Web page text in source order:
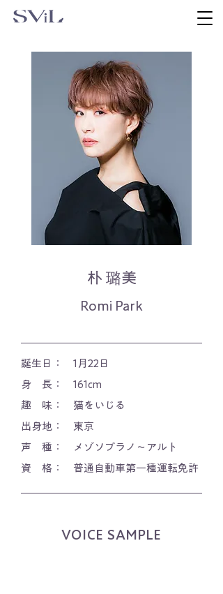
朴 璐美
Romi Park
誕生日： 1月22日
​​​身 長： 161cm
​趣 味： 猫をいじる​
​出身地： 東京
​声 種： メゾソプラノ〜アルト
​​資 格： 普通自動車第一種運転免許
VOICE SAMPLE